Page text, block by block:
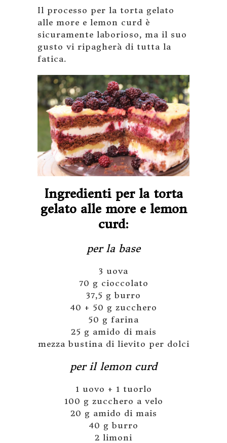
Il processo per la torta gelato
alle more e lemon curd è
sicuramente laborioso, ma il suo
gusto vi ripagherà di tutta la
fatica.
Ingredienti per la torta
gelato alle more e lemon
curd:
per la base
3 uova
70 g cioccolato
37,5 g burro
40 + 50 g zucchero
50 g farina
25 g amido di mais
mezza bustina di lievito per dolci
per il lemon curd
1 uovo + 1 tuorlo
100 g zucchero a velo
20 g amido di mais
40 g burro
2 limoni